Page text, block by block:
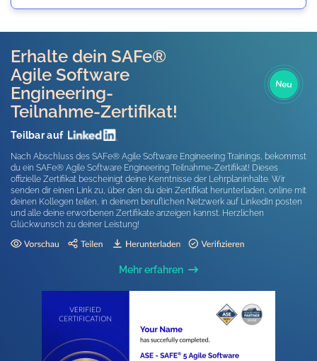
Erhalte dein SAFe®
Agile Software
Engineering-
Teilnahme-Zertifikat!
Neu
Teilbar auf
Nach Abschluss des SAFe® Agile Software Engineering Trainings, bekommst
du ein SAFe® Agile Software Engineering Teilnahme-Zertifikat! Dieses
offizielle Zertifikat bescheinigt deine Kenntnisse der Lehrplaninhalte. Wir
senden dir einen Link zu, über den du dein Zertifikat herunterladen, online mit
deinen Kollegen teilen, in deinem beruflichen Netzwerk auf LinkedIn posten
und alle deine erworbenen Zertifikate anzeigen kannst. Herzlichen
Glückwunsch zu deiner Leistung!
Mehr erfahren